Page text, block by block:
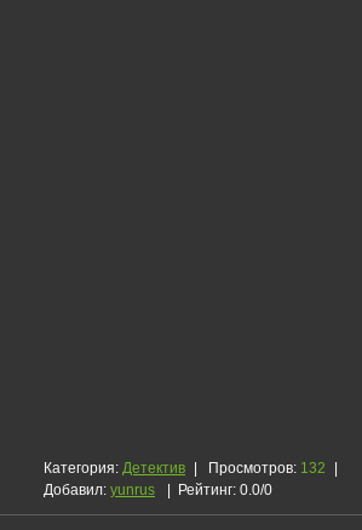
Категория: Детектив | Просмотров: 132
|
Добавил: yunrus | Рейтинг: 0.0/0